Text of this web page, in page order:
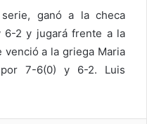
ganó a la checa
6-2 y jugará frente a la
venció a la griega Maria
por 7-6(0) y 6-2. Luis